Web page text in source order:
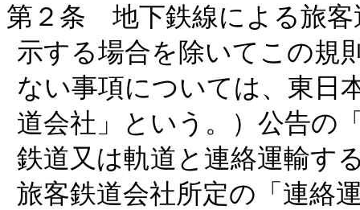
第２条 地下鉄線による旅客
示する場合を除いてこの規
ない事項については、東日
道会社」という。）公告の
鉄道又は軌道と連絡運輸す
旅客鉄道会社所定の「連絡